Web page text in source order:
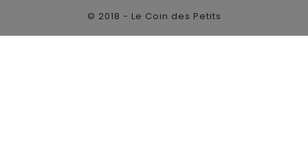
© 2018 - Le Coin des Petits